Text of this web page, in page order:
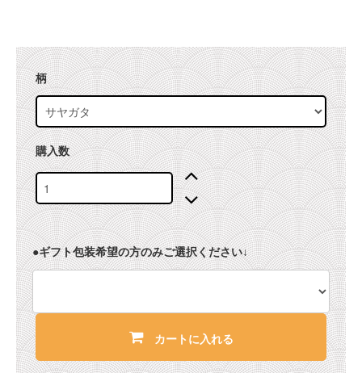
柄
購入数
●ギフト包装希望の方のみご選択ください↓
カートに入れる